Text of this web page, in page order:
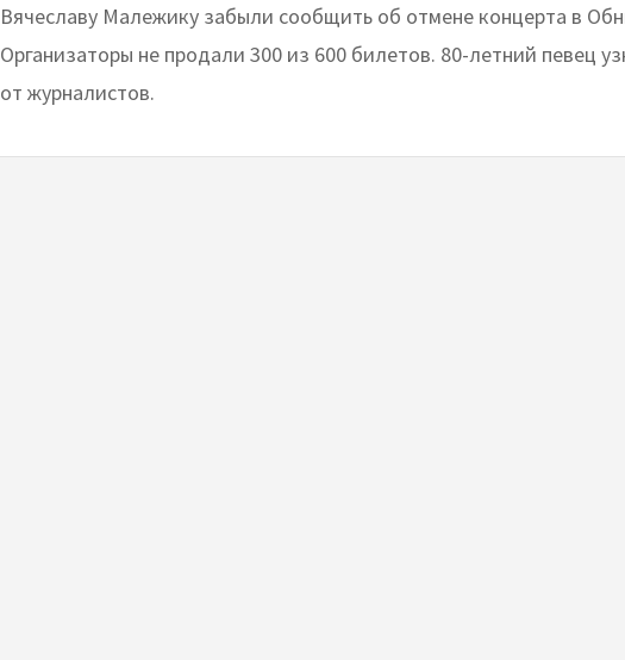
Вячеславу Малежику забыли сообщить об отмене концерта в
Организаторы не продали 300 из 600 билетов. 80-летний певец
от журналистов.